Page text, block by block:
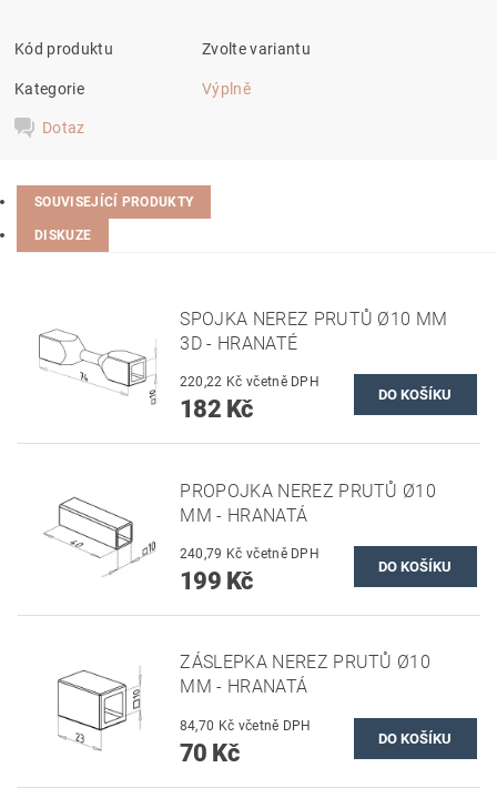
Kód produktu Zvolte variantu
Kategorie Výplně
Dotaz
SOUVISEJÍCÍ PRODUKTY
DISKUZE
SPOJKA NEREZ PRUTŮ Ø10 MM
3D - HRANATÉ
220,22 Kč včetně DPH
182 Kč
PROPOJKA NEREZ PRUTŮ Ø10
MM - HRANATÁ
240,79 Kč včetně DPH
199 Kč
ZÁSLEPKA NEREZ PRUTŮ Ø10
MM - HRANATÁ
84,70 Kč včetně DPH
70 Kč